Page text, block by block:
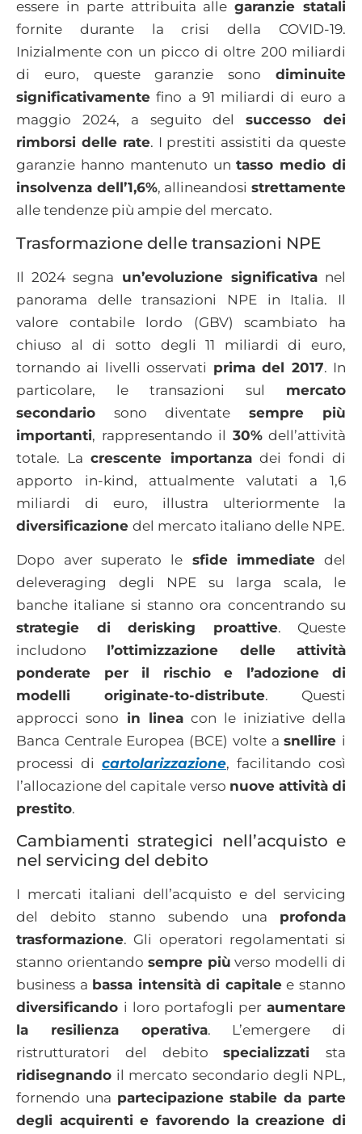
essere in parte attribuita allegaranzie statali
fornite durante la crisi della COVID-19.
Inizialmente con un picco di oltre 200 miliardi
di euro, queste garanzie sono diminuite
significativamente fino a 91 miliardi di euro a
maggio 2024, a seguito delsuccesso dei
rimborsi delle rate. I prestiti assistiti da queste
garanzie hanno mantenuto untasso medio di
insolvenza dell’1,6%, allineandosistrettamente
alle tendenze più ampie del mercato.
Trasformazione delle transazioni NPE
Il 2024 segna un’evoluzione significativanel
panorama delle transazioni NPE in Italia. Il
valore contabile lordo (GBV) scambiato ha
chiuso al di sotto degli 11 miliardi di euro,
tornando ai livelli osservati prima del 2017. In
particolare, le transazioni sul mercato
secondario sono diventate sempre più
importanti, rappresentando il 30%dell’attività
totale. Lacrescente importanzadei fondi di
apporto in-kind, attualmente valutati a 1,6
miliardi di euro, illustra ulteriormente la
diversificazione del mercato italiano delle NPE.
Dopo aver superato le sfide immediate del
deleveraging degli NPE su larga scala, le
banche italiane si stanno ora concentrando su
strategie di derisking proattive. Queste
includono l’ottimizzazione delle attività
ponderate per il rischio e l’adozione di
modelli originate-to-distribute. Questi
approcci sono in linea con le iniziative della
Banca Centrale Europea (BCE) volte asnellire i
processi di cartolarizzazione, facilitando così
l’allocazione del capitale verso nuove attività di
prestito.
Cambiamenti strategici nell’acquisto e
nel servicing del debito
I mercati italiani dell’acquisto e del servicing
del debito stanno subendo una profonda
trasformazione. Gli operatori regolamentati si
stanno orientando sempre più verso modelli di
business a bassa intensità di capitalee stanno
diversificando i loro portafogli peraumentare
la resilienza operativa. L’emergere di
ristrutturatori del debitospecializzati sta
ridisegnando il mercato secondario degli NPL,
fornendo una partecipazione stabile da parte
degli acquirenti e favorendo la creazione di